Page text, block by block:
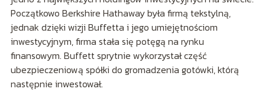
Początkowo Berkshire Hathaway była firmą tekstylną,
jednak dzięki wizji Buffetta i jego umiejętnościom
inwestycyjnym, firma stała się potęgą na rynku
finansowym. Buffett sprytnie wykorzystał część
ubezpieczeniową spółki do gromadzenia gotówki, którą
następnie inwestował.